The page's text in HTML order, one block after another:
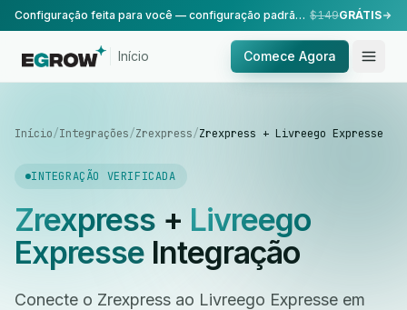
Configuração feita para você — configuração padrão, realizada pela nossa equipe. $149GRÁTIS
Início Comece Agora
Início/Integrações/Zrexpress/Zrexpress + Livreego Expresse
INTEGRAÇÃO VERIFICADA
Zrexpress+ Livreego
ExpresseIntegração
Conecte o Zrexpress ao Livreego Expresse em